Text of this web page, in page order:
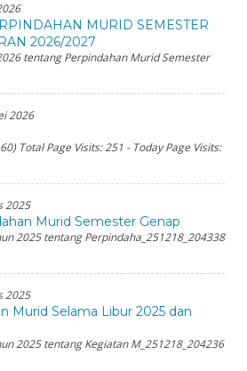
MURID SEMESTER
2026/2027
tentang Perpindahan Murid Semester
2026
Total Page Visits: 251 - Today Page Visits:
2025
Murid Semester Genap
2025 tentang Perpindaha_251218_204338
2025
Murid Selama Libur 2025 dan
2025 tentang Kegiatan M_251218_204236